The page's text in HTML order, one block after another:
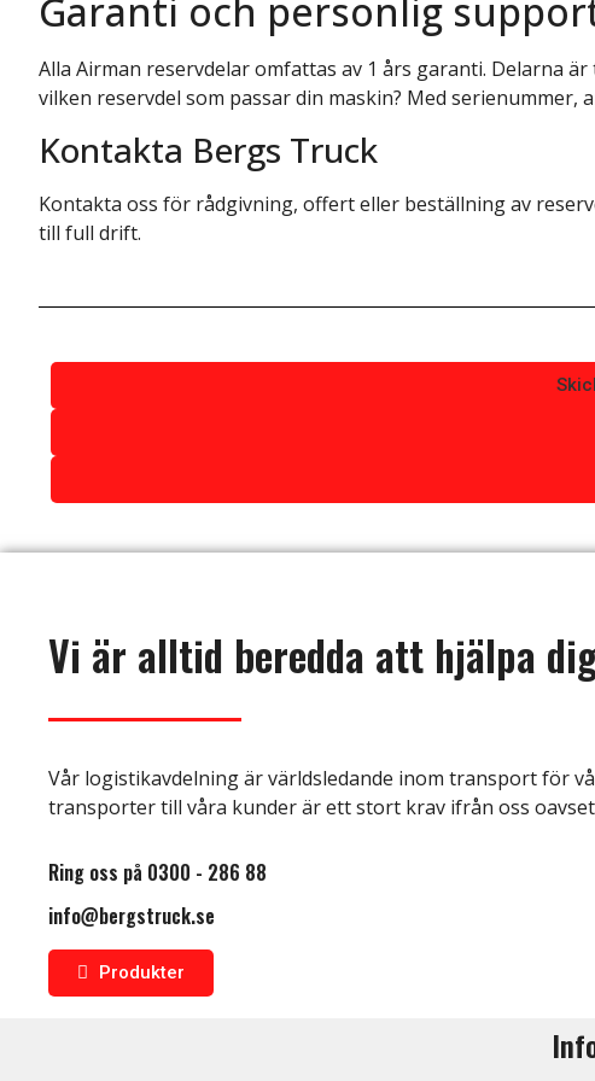
Garanti och personlig
Alla Airman reservdelar omfattas av 1 års garanti. Delarna
vilken reservdel som passar din maskin? Med
Kontakta Bergs Truck
Kontakta oss för rådgivning, offert eller beställning av
till full drift.
Vi är alltid beredda att hjälpa
Vår logistikavdelning är världsledande inom transport för
transporter till våra kunder är ett stort krav ifrån oss
Ring oss på 0300 - 286 88
info@bergstruck.se
Produkter